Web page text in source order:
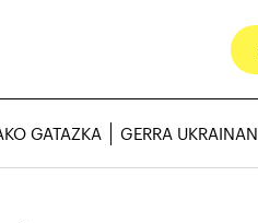
GATAZKA GERRA UKRAINAN